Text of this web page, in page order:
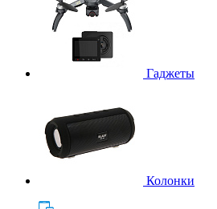
Гаджеты
Колонки